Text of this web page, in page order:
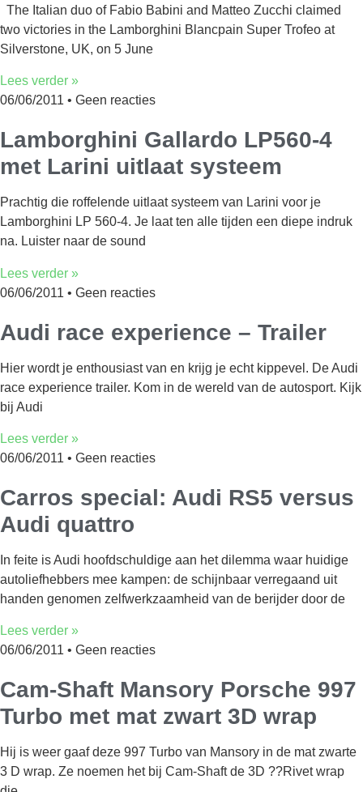
The Italian duo of Fabio Babini and Matteo Zucchi claimed
two victories in the Lamborghini Blancpain Super Trofeo at
Silverstone, UK, on 5 June
Lees verder »
06/06/2011
Geen reacties
Lamborghini Gallardo LP560-4
met Larini uitlaat systeem
Prachtig die roffelende uitlaat systeem van Larini voor je
Lamborghini LP 560-4. Je laat ten alle tijden een diepe indruk
na. Luister naar de sound
Lees verder »
06/06/2011
Geen reacties
Audi race experience – Trailer
Hier wordt je enthousiast van en krijg je echt kippevel. De Audi
race experience trailer. Kom in de wereld van de autosport. Kijk
bij Audi
Lees verder »
06/06/2011
Geen reacties
Carros special: Audi RS5 versus
Audi quattro
In feite is Audi hoofdschuldige aan het dilemma waar huidige
autoliefhebbers mee kampen: de schijnbaar verregaand uit
handen genomen zelfwerkzaamheid van de berijder door de
Lees verder »
06/06/2011
Geen reacties
Cam-Shaft Mansory Porsche 997
Turbo met mat zwart 3D wrap
Hij is weer gaaf deze 997 Turbo van Mansory in de mat zwarte
3 D wrap. Ze noemen het bij Cam-Shaft de 3D ??Rivet wrap